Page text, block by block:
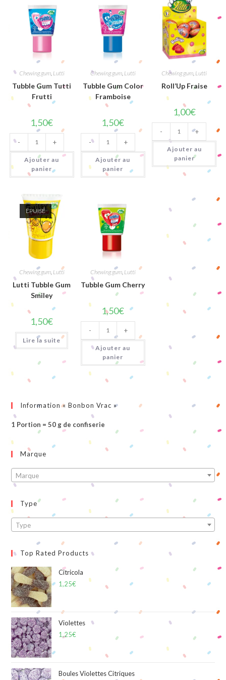
Chewing gum, Lutti
Tubble Gum Tutti
Frutti
1,50€
quantité
de
Tubble
Gum
Tutti
Frutti
- +
Ajouter au
panier
Chewing gum, Lutti
Tubble Gum Color
Framboise
1,50€
quantité
de
Tubble
Gum
Color
Framboise
- +
Ajouter au
panier
Chewing gum Lutti
Roll’Up Fraise
1,00€
quantité
de
Roll'Up
Fraise
- +
Ajouter au
panier
ÉPUISÉ
Chewing gum, Lutti
Lutti Tubble Gum
Smiley
1,50€
Lire la suite
Chewing gum, Lutti
Tubble Gum Cherry
1,50€
quantité
de
Tubble
Gum
Cherry
- +
Ajouter au
panier
Information « Bonbon Vrac »
1 Portion = 50 g de confiserie
Marque
Marque
Type
Type
Top Rated Products
Citricola
1,25€
Violettes
1,25€
Boules Violettes Citriques